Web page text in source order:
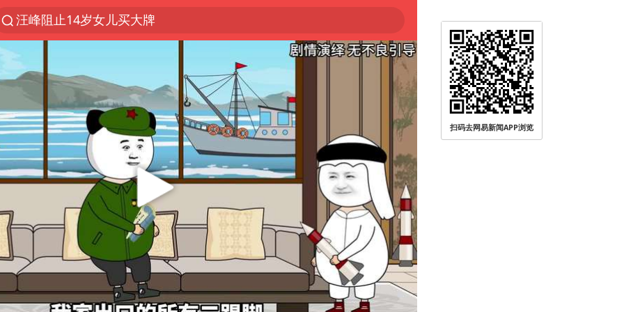
汪峰阻止14岁女儿买大牌
官方通报教师招聘笔试前13名被淘汰
97岁英国奶奶飞上天再破吉尼斯纪录
27岁女子组织卖淫集团被悬赏通缉
泸溪河：桃酥吃出金属牙冠视频不实
泰国校园枪击案死亡人数升至7人
美国将对多晶硅衍生品加征15%关税
改名后的“青海拉面”店
泰高官回应中国人在泰遭歧视：全面调查
火把节震撼瞬间
扫码去网易新闻APP浏览